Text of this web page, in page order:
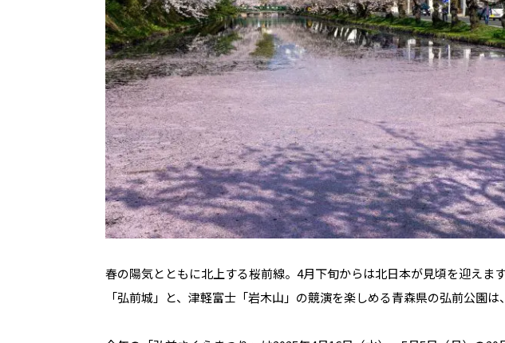
春の陽気とともに北上する桜前線。4月下旬からは北日本が見頃を迎えま
「弘前城」と、津軽富士「岩木山」の競演を楽しめる青森県の弘前公園は